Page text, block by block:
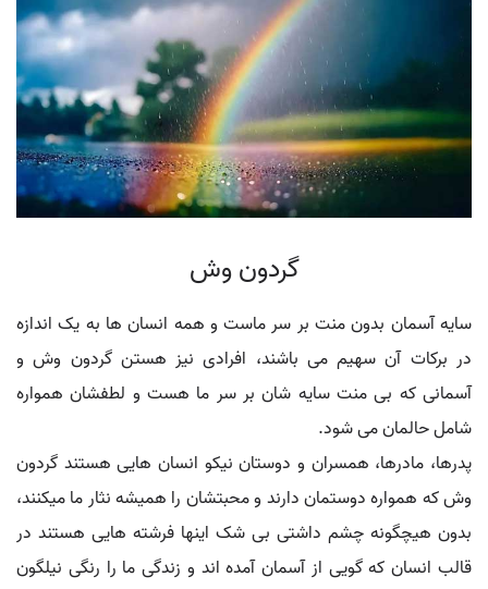
گردون وش
سایه آسمان بدون منت بر سر ماست و همه انسان ها به یک اندازه
در برکات آن سهیم می باشند، افرادی نیز هستن گردون وش و
آسمانی که بی منت سایه شان بر سر ما هست و لطفشان همواره
شامل حالمان می شود.
پدرها، مادرها، همسران و دوستان نیکو انسان هایی هستند گردون
وش که همواره دوستمان دارند و محبتشان را همیشه نثار ما میکنند،
بدون هیچگونه چشم داشتی بی شک اینها فرشته هایی هستند در
قالب انسان که گویی از آسمان آمده اند و زندگی ما را رنگی نیلگون